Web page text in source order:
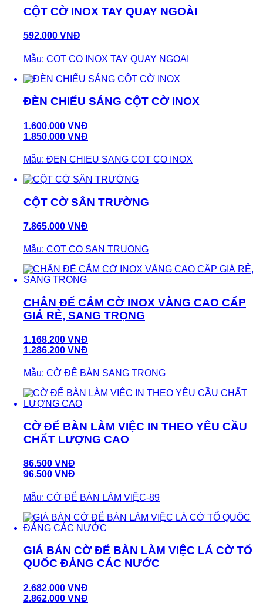
CỘT CỜ INOX TAY QUAY NGOÀI
592.000 VNĐ
Mẫu: COT CO INOX TAY QUAY NGOAI
ĐÈN CHIẾU SÁNG CỘT CỜ INOX
1.600.000 VNĐ
1.850.000 VNĐ
Mẫu: ĐEN CHIEU SANG COT CO INOX
CỘT CỜ SÂN TRƯỜNG
7.865.000 VNĐ
Mẫu: COT CO SAN TRUONG
CHÂN ĐẾ CẮM CỜ INOX VÀNG CAO CẤP
GIÁ RẺ, SANG TRỌNG
1.168.200 VNĐ
1.286.200 VNĐ
Mẫu: CỜ ĐỂ BÀN SANG TRỌNG
CỜ ĐỂ BÀN LÀM VIỆC IN THEO YÊU CẦU
CHẤT LƯỢNG CAO
86.500 VNĐ
96.500 VNĐ
Mẫu: CỜ ĐỂ BÀN LÀM VIỆC-89
GIÁ BÁN CỜ ĐỂ BÀN LÀM VIỆC LÁ CỜ TỔ
QUỐC ĐẢNG CÁC NƯỚC
2.682.000 VNĐ
2.862.000 VNĐ